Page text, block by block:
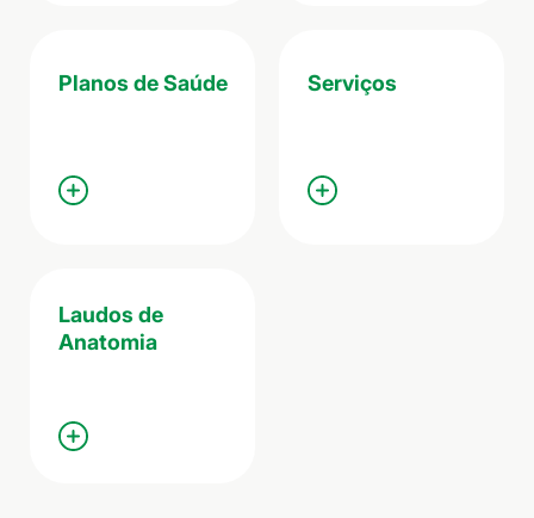
Planos de Saúde Serviços
Laudos de
Anatomia